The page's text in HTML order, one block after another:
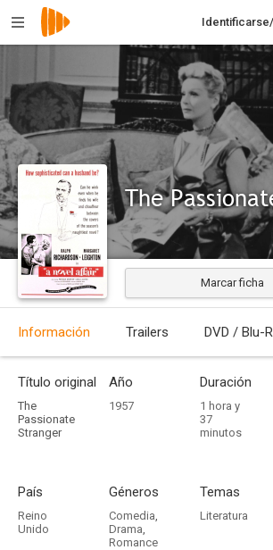
The
Marcar ficha
Información Trailers DVD / Blu-
Título original
The
Passionate
Stranger
Año
1957
Duración
1 hora y
37
minutos
País
Reino
Unido
Géneros
Comedia,
Drama,
Romance
Temas
Literatura